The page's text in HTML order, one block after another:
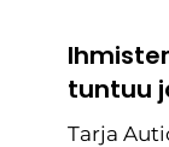
tuntuu
Tarja